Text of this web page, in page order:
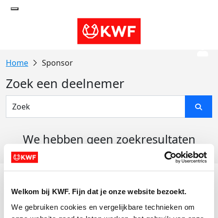
Welkom bij KWF. Fijn dat je onze website bezoekt.
We gebruiken cookies en vergelijkbare technieken om
Sponsor
Zoek een deelnemer
We hebben geen zoekresultaten
Actiematerialen
Evenementen